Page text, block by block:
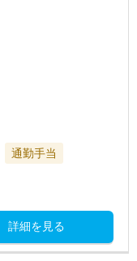
通勤手当
詳細を見る